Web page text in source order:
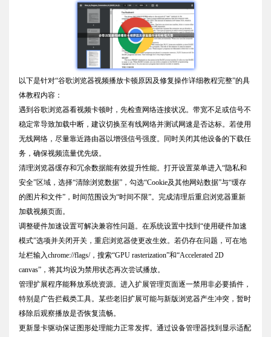
以下是针对“谷歌浏览器视频播放卡顿原因及修复操作详细教程完整”的具
体教程内容：
遇到谷歌浏览器看视频卡顿时，先检查网络连接状况。带宽不足或信号不
稳定常导致加载中断，建议切换至有线网络并测试网速是否达标。若使用
无线网络，尽量靠近路由器以增强信号强度。同时关闭其他设备的下载任
务，确保视频流量优先级。
清理浏览器缓存和冗余数据能有效提升性能。打开设置菜单进入“隐私和
安全”区域，选择“清除浏览数据”，勾选“Cookie及其他网站数据”与“缓存
的图片和文件”，时间范围设为“时间不限”。完成清理后重启浏览器重新
加载视频页面。
调整硬件加速设置可解决兼容性问题。在系统设置中找到“使用硬件加速
模式”选项并关闭开关，重启浏览器使更改生效。若仍存在问题，可在地
址栏输入chrome://flags/，搜索“GPU rasterization”和“Accelerated 2D
canvas”，将其均设为禁用状态再次尝试播放。
管理扩展程序能释放系统资源。进入扩展管理页面逐一禁用非必要插件，
特别是广告拦截类工具。某些老旧扩展可能与新版浏览器产生冲突，暂时
移除后观察播放是否恢复流畅。
更新显卡驱动保证图形处理能力正常发挥。通过设备管理器找到显示适配